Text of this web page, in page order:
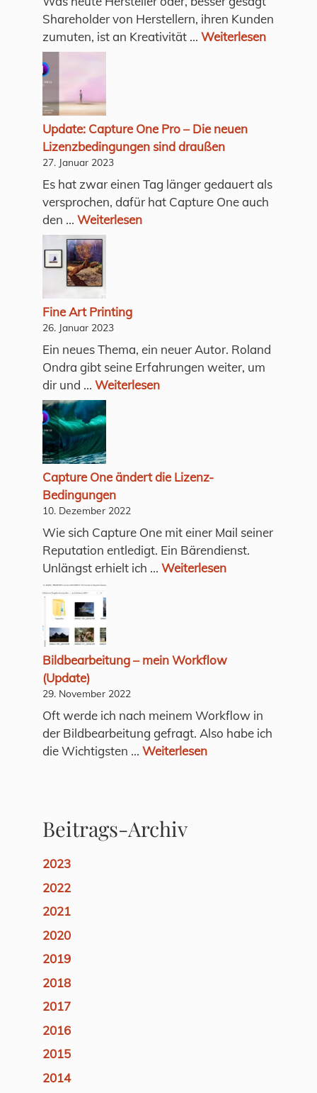
Shareholder von Herstellern, ihren Kunden
zumuten, ist an Kreativität ... Weiterlesen
Update: Capture One Pro – Die neuen
Lizenzbedingungen sind draußen
27. Januar 2023
Es hat zwar einen Tag länger gedauert als
versprochen, dafür hat Capture One auch
den ... Weiterlesen
Fine Art Printing
26. Januar 2023
Ein neues Thema, ein neuer Autor. Roland
Ondra gibt seine Erfahrungen weiter, um
dir und ... Weiterlesen
Capture One ändert die Lizenz-
Bedingungen
10. Dezember 2022
Wie sich Capture One mit einer Mail seiner
Reputation entledigt. Ein Bärendienst.
Unlängst erhielt ich ... Weiterlesen
Bildbearbeitung – mein Workflow
(Update)
29. November 2022
Oft werde ich nach meinem Workflow in
der Bildbearbeitung gefragt. Also habe ich
die Wichtigsten ... Weiterlesen
Beitrags-Archiv
2023
2022
2021
2020
2019
2018
2017
2016
2015
2014